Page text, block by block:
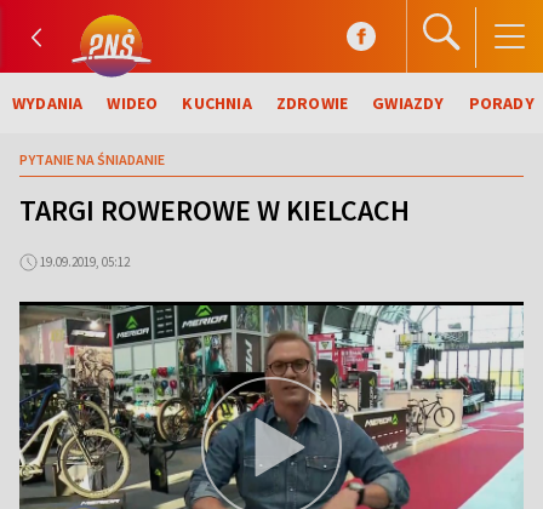
WYDANIA WIDEO KUCHNIA ZDROWIE GWIAZDY PORADY
PYTANIE NA ŚNIADANIE
TARGI ROWEROWE W KIELCACH
19.09.2019, 05:12